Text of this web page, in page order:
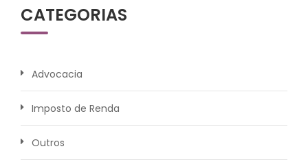
CATEGORIAS
Advocacia
Imposto de Renda
Outros